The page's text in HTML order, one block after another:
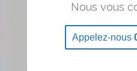
Nous vous
Appelez-nous